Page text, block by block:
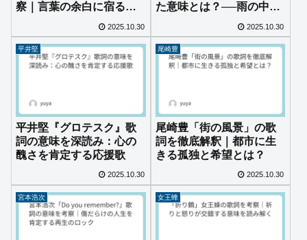
察｜言葉の余白に宿る優
2025.10.30
た意味とは？──雨の中を
2025.10.30
平井堅
平井堅『グロテスク』歌
詞の意味を深読み：心の
醜さを肯定する応援歌
2025.10.30
尾崎豊
尾崎豊「街の風景」の歌
詞を徹底解釈｜都市に生
きる孤独と希望とは？
2025.10.30
宮本浩次 女王蜂